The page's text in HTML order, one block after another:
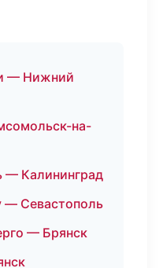
— Нижний
на-
— Калининград
— Севастополь
— Брянск